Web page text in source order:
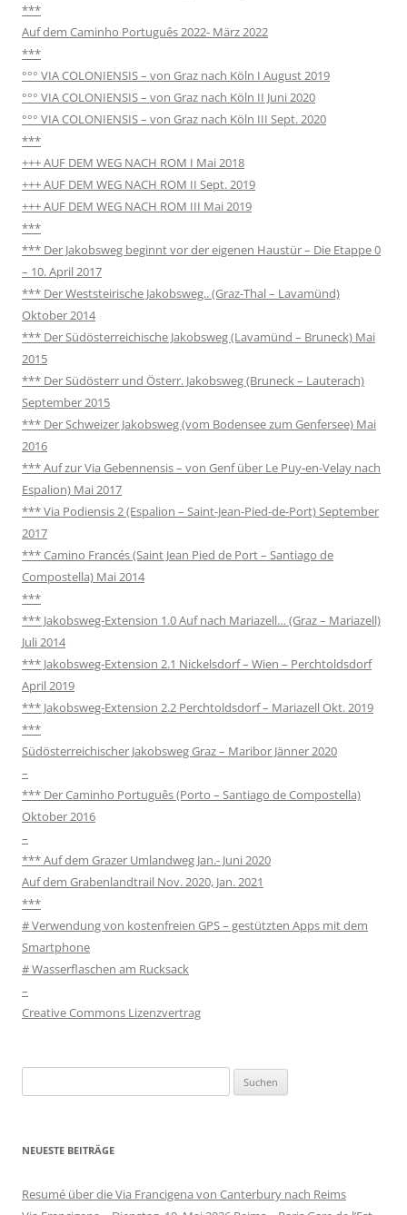
***
Auf dem Caminho Português 2022- März 2022
***
°°° VIA COLONIENSIS – von Graz nach Köln I August 2019
°°° VIA COLONIENSIS – von Graz nach Köln II Juni 2020
°°° VIA COLONIENSIS – von Graz nach Köln III Sept. 2020
***
+++ AUF DEM WEG NACH ROM I Mai 2018
+++ AUF DEM WEG NACH ROM II Sept. 2019
+++ AUF DEM WEG NACH ROM III Mai 2019
***
*** Der Jakobsweg beginnt vor der eigenen Haustür – Die Etappe 0
– 10. April 2017
*** Der Weststeirische Jakobsweg.. (Graz-Thal – Lavamünd)
Oktober 2014
*** Der Südösterreichische Jakobsweg (Lavamünd – Bruneck) Mai
2015
*** Der Südösterr und Österr. Jakobsweg (Bruneck – Lauterach)
September 2015
*** Der Schweizer Jakobsweg (vom Bodensee zum Genfersee) Mai
2016
*** Auf zur Via Gebennensis – von Genf über Le Puy-en-Velay nach
Espalion) Mai 2017
*** Via Podiensis 2 (Espalion – Saint-Jean-Pied-de-Port) September
2017
*** Camino Francés (Saint Jean Pied de Port – Santiago de
Compostella) Mai 2014
***
*** Jakobsweg-Extension 1.0 Auf nach Mariazell… (Graz – Mariazell)
Juli 2014
*** Jakobsweg-Extension 2.1 Nickelsdorf – Wien – Perchtoldsdorf
April 2019
*** Jakobsweg-Extension 2.2 Perchtoldsdorf – Mariazell Okt. 2019
***
Südösterreichischer Jakobsweg Graz – Maribor Jänner 2020
–
*** Der Caminho Português (Porto – Santiago de Compostella)
Oktober 2016
–
*** Auf dem Grazer Umlandweg Jan.- Juni 2020
Auf dem Grabenlandtrail Nov. 2020, Jan. 2021
***
# Verwendung von kostenfreien GPS – gestützten Apps mit dem
Smartphone
# Wasserflaschen am Rucksack
–
Creative Commons Lizenzvertrag
nach:
NEUESTE BEITRÄGE
Resumé über die Via Francigena von Canterbury nach Reims